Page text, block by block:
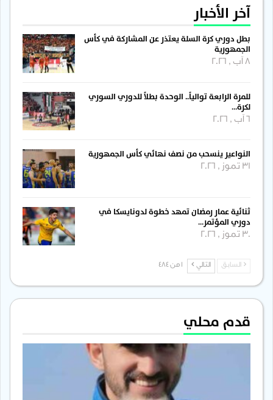
آخر الأخبار
بطل دوري كرة السلة يعتذر عن المشاركة في كأس
الجمهورية
للمرة الرابعة توالياً.. الوحدة بطلاً للدوري السوري
لكرة…
النواعير ينسحب من نصف نهائي كأس الجمهورية
31 تموز , 2026
ثنائية عمار رمضان تمهد خطوة لدونايسكا في
دوري المؤتمر…
30 تموز , 2026
السابق التالي
قدم محلي